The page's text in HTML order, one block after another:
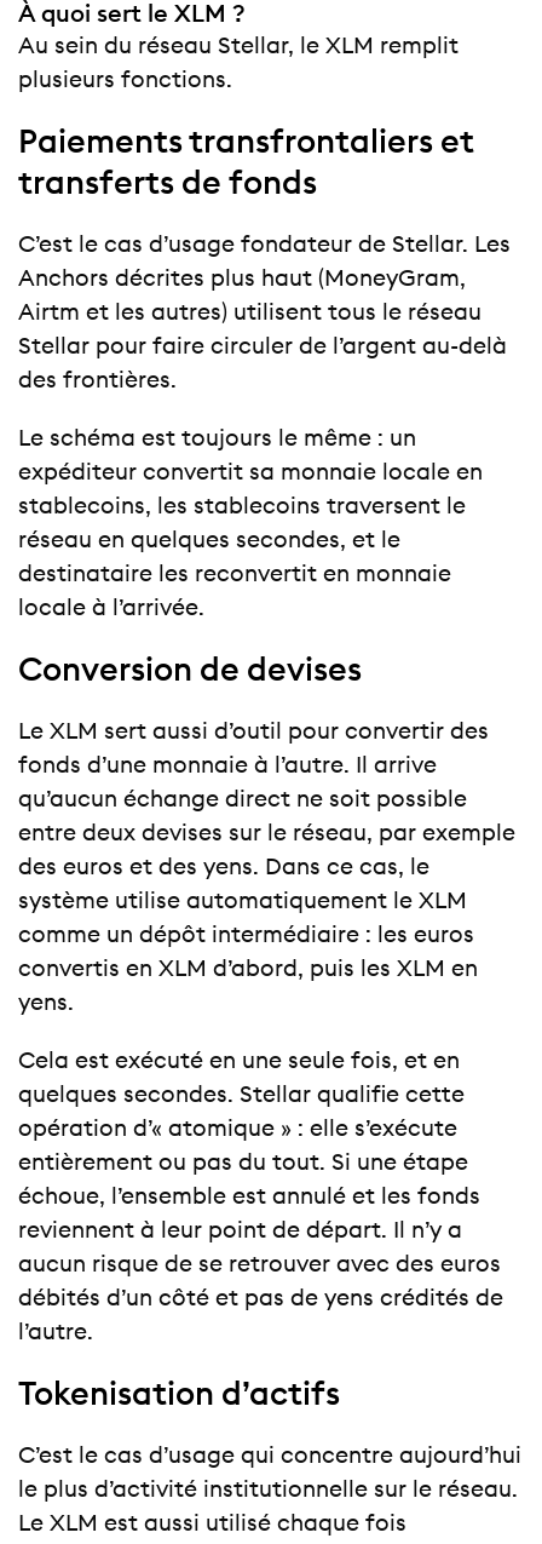
À quoi sert le XLM ?
Au sein du réseau Stellar, le XLM remplit
plusieurs fonctions.
Paiements transfrontaliers et
transferts de fonds
C’est le cas d’usage fondateur de Stellar. Les
Anchors décrites plus haut (MoneyGram,
Airtm et les autres) utilisent tous le réseau
Stellar pour faire circuler de l’argent au-delà
des frontières.
Le schéma est toujours le même : un
expéditeur convertit sa monnaie locale en
stablecoins, les stablecoins traversent le
réseau en quelques secondes, et le
destinataire les reconvertit en monnaie
locale à l’arrivée.
Conversion de devises
Le XLM sert aussi d’outil pour convertir des
fonds d’une monnaie à l’autre. Il arrive
qu’aucun échange direct ne soit possible
entre deux devises sur le réseau, par exemple
des euros et des yens. Dans ce cas, le
système utilise automatiquement le XLM
comme un dépôt intermédiaire : les euros
convertis en XLM d’abord, puis les XLM en
yens.
Cela est exécuté en une seule fois, et en
quelques secondes. Stellar qualifie cette
opération d’« atomique » : elle s’exécute
entièrement ou pas du tout. Si une étape
échoue, l’ensemble est annulé et les fonds
reviennent à leur point de départ. Il n’y a
aucun risque de se retrouver avec des euros
débités d’un côté et pas de yens crédités de
l’autre.
Tokenisation d’actifs
C’est le cas d’usage qui concentre aujourd’hui
le plus d’activité institutionnelle sur le réseau.
Le XLM est aussi utilisé chaque fois